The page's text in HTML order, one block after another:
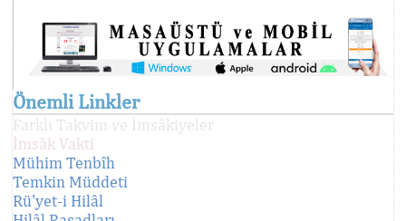
Önemli Linkler
Farklı Takvim ve İmsâkiyeler
İmsâk Vakti
Mühim Tenbîh
Temkin Müddeti
Rü'yet-i Hilâl